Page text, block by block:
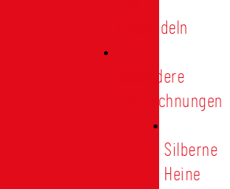
Treunadeln
Besondere
Auszeichnungen
Silberne
Heine